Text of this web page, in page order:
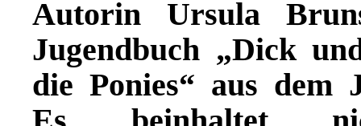
Autorin Ursula
Jugendbuch „Dick
die Ponies“ aus dem